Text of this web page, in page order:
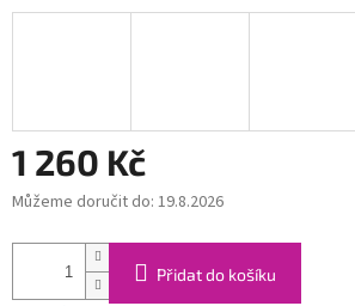
1 260 Kč
Měrná
Můžeme doručit do: 19.8.2026
Přidat do košíku